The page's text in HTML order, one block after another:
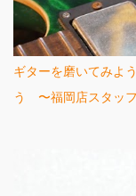
ギターを磨いてみよ
う 〜福岡店スタッ